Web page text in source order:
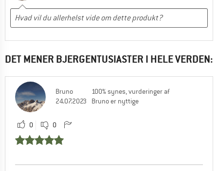
DET MENER BJERGENTUSIASTER I HELE VERDEN:
Bruno
24.07.2023
100% synes, vurderinger af
Bruno er nyttige
0 0